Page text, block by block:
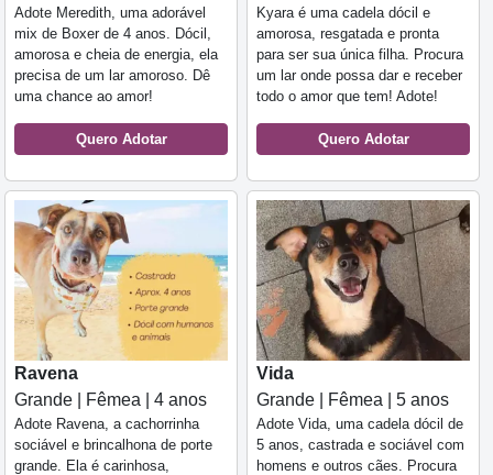
Adote Meredith, uma adorável
mix de Boxer de 4 anos. Dócil,
amorosa e cheia de energia, ela
precisa de um lar amoroso. Dê
uma chance ao amor!
Quero Adotar
Kyara é uma cadela dócil e
amorosa, resgatada e pronta
para ser sua única filha. Procura
um lar onde possa dar e receber
todo o amor que tem! Adote!
Quero Adotar
Ravena
Grande | Fêmea | 4 anos
Adote Ravena, a cachorrinha
sociável e brincalhona de porte
grande. Ela é carinhosa,
Vida
Grande | Fêmea | 5 anos
Adote Vida, uma cadela dócil de
5 anos, castrada e sociável com
homens e outros cães. Procura